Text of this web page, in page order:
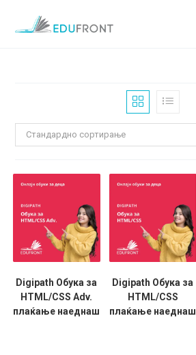
Стандардно сортирање
Digipath Обука за
HTML/CSS Adv.
плаќање наеднаш
Digipath Обука за
HTML/CSS
плаќање наеднаш